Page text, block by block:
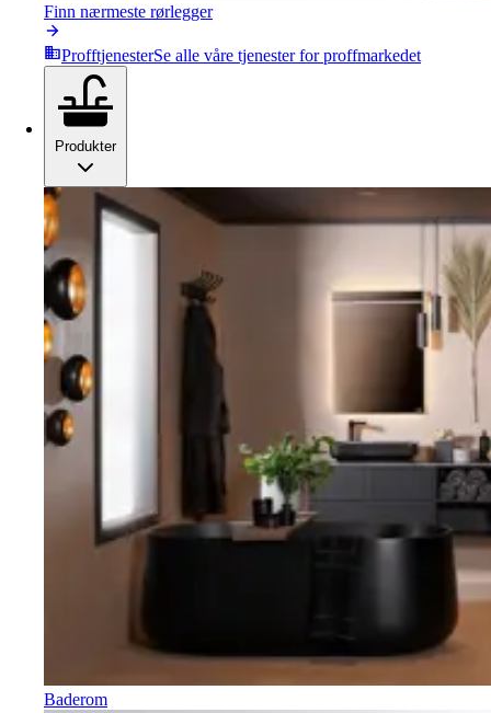
Finn nærmeste rørlegger
ProfftjenesterSe alle våre tjenester for proffmarkedet
Produkter
Baderom